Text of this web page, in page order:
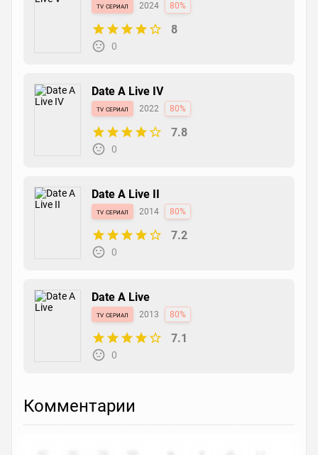
tv сериал 2024 80%
8
0
Date A Live IV
tv сериал 2022 80%
7.8
0
Date A Live II
tv сериал 2014 80%
7.2
0
Date A Live
tv сериал 2013 80%
7.1
0
Комментарии